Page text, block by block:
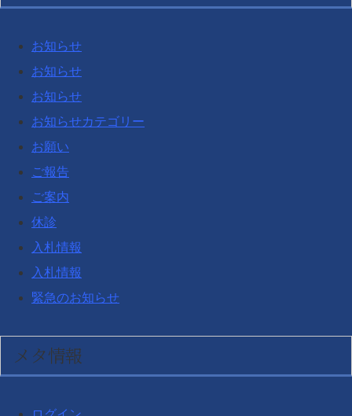
お知らせ
お知らせ
お知らせ
お知らせカテゴリー
お願い
ご報告
ご案内
休診
入札情報
入札情報
緊急のお知らせ
メタ情報